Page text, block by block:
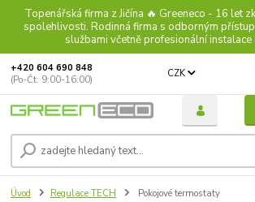
Topenářská firma z Jičína 🔥 Greeneco - 16 let
spolehlivosti. Rodinná firma s odborným
službami včetně profesionální instalace
CZK
+420 604 690 848
(Po-Čt: 9:00-16:00)
Úvod Regulace TECH Pokojové termostaty